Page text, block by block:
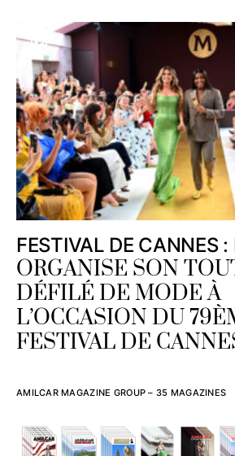
FESTIVAL DE CANNES
ORGANISE SON
DÉFILÉ DE MODE À
L’OCCASION DU
FESTIVAL DE
AMILCAR MAGAZINE GROUP – 35 MAGAZINES